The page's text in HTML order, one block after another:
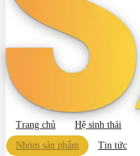
Trang chủ Hệ sinh thái
Nhóm sản phẩm
Tin tức